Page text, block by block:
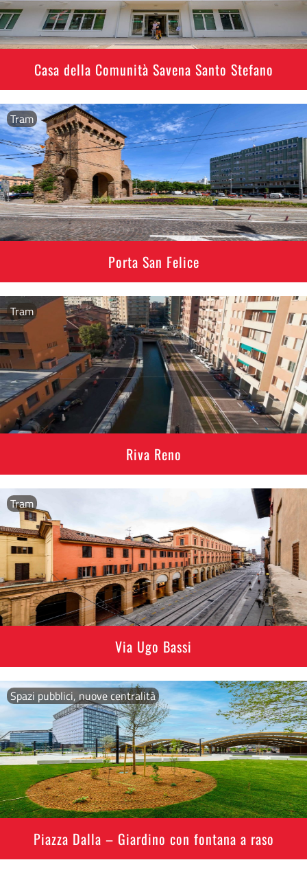
Casa della Comunità Savena Santo Stefano
Porta San Felice
Tram
Riva Reno
Tram
Via Ugo Bassi
Tram
Piazza Dalla – Giardino con fontana a raso
Spazi pubblici, nuove centralità